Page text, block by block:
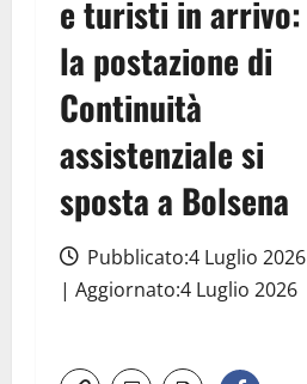
e turisti in arrivo:
la postazione di
Continuità
assistenziale si
sposta a Bolsena
Pubblicato:4 Luglio 2026
| Aggiornato:4 Luglio 2026